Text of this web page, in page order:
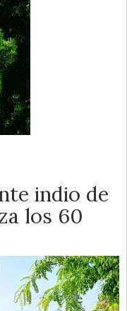
indio de
los 60